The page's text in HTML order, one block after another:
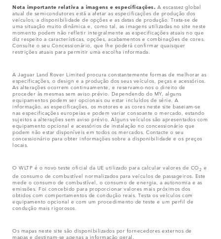
Nota importante relativa a imagens e especificações. A escassez global
atual de semicondutores está a afetar as especificações de produção dos
veículos, a disponibilidade de opções e as datas de produção. Trata-se de
uma situação muito dinâmica e, como tal, as imagens utilizadas no site neste
momento podem não refletir integralmente as especificações atuais no que
diz respeito a características, opções, acabamentos e combinações de cores.
Consulte o seu Concessionário, que lhe poderá confirmar quaisquer
restrições atuais para permitir uma escolha informada.
A Jaguar Land Rover Limited procura constantemente formas de melhorar as
especificações, o design e a produção dos seus veículos, peças e acessórios.
As alterações ocorrem continuamente, e reservamo-nos o direito de
proceder às mesmas sem aviso prévio. Dependendo do MY, alguns
equipamentos podem ser opcionais ou estar incluídos de série. A
informação, as especificações, os motores e as cores neste site baseiam-se
nas especificações europeias e podem variar consoante o mercado, estando
sujeitos a alterações sem aviso prévio. Alguns veículos são apresentados com
equipamento opcional e acessórios de instalação no concessionário que
podem não estar disponíveis em todos os mercados. Contacte o seu
concessionário para obter informações sobre a disponibilidade e os preços
locais.
O WLTP é o novo teste oficial da UE utilizado para calcular valores de CO2 e
de consumo de combustível normalizados para veículos de passageiros. Este
mede o consumo de combustível, o consumo de energia, a autonomia e as
emissões. Foi concebido para proporcionar valores mais próximos dos
obtidos com comportamentos de condução reais. Testa os veículos com
equipamento opcional e com um procedimento de teste e um perfil de
condução mais rigorosos.
Os mapas neste site são disponibilizados por fornecedores externos de
mapas e destinam-se apenas a informação geral.